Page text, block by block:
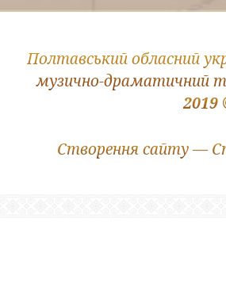
2019
Полтавський обласний
музично-драматичний
Створення сайту —